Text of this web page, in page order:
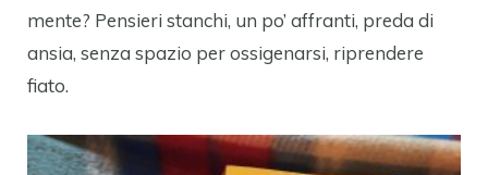
mente? Pensieri stanchi, un po’ affranti, preda di
ansia, senza spazio per ossigenarsi, riprendere
fiato.